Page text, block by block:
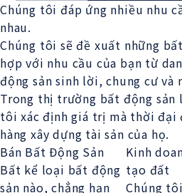
Chúng tôi đáp ứng nhiều nhu
nhau.
Chúng tôi sẽ đề xuất những
hợp với nhu cầu của bạn từ
động sản sinh lời, chung cư và
Trong thị trường bất động sản
tôi xác định giá trị mà thời đại
hàng xây dựng tài sản của họ.
Bán Bất Động Sản
Bất kể loại bất động
sản nào, chẳng hạn
Kinh
tạo đất
Chúng